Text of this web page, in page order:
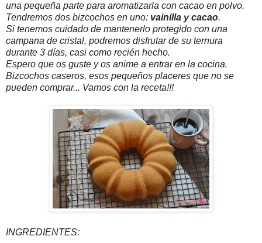
una pequeña parte para aromatizarla con cacao en polvo.
Tendremos dos bizcochos en uno: vainilla y cacao.
Si tenemos cuidado de mantenerlo protegido con una
campana de cristal, podremos disfrutar de su ternura
durante 3 días, casi como recién hecho.
Espero que os guste y os anime a entrar en la cocina.
Bizcochos caseros, esos pequeños placeres que no se
pueden comprar... Vamos con la receta!!!
INGREDIENTES: